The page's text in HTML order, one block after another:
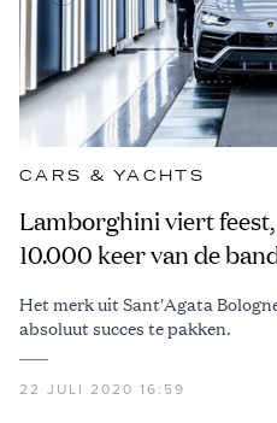
CARS & YACHTS
Lamborghini viert
10.000 keer van de
Het merk uit Sant'Agata
absoluut succes te pakken.
22 JULI 2020 16:59